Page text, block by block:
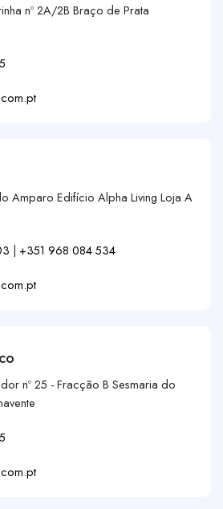
nº 2A/2B Braço de Prata
Amparo Edifício Alpha Living Loja A
| +351 968 084 534
nº 25 - Fracção B Sesmaria do